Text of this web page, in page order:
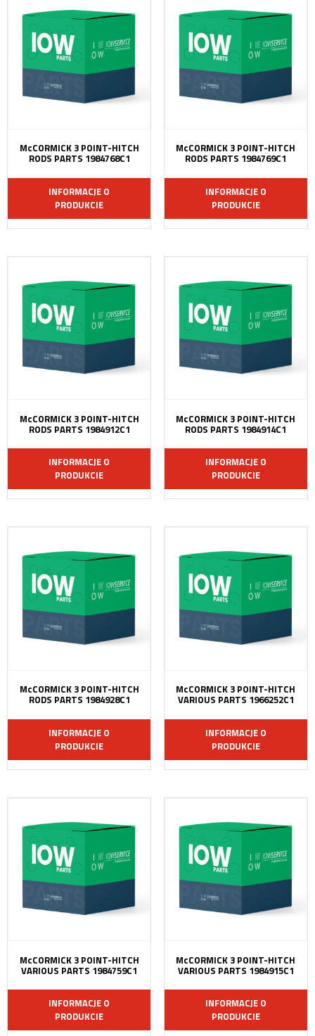
McCORMICK 3 POINT-HITCH
RODS PARTS 1984768C1
INFORMACJE O
PRODUKCIE
McCORMICK 3 POINT-HITCH
RODS PARTS 1984769C1
INFORMACJE O
PRODUKCIE
McCORMICK 3 POINT-HITCH
RODS PARTS 1984912C1
INFORMACJE O
PRODUKCIE
McCORMICK 3 POINT-HITCH
RODS PARTS 1984914C1
INFORMACJE O
PRODUKCIE
McCORMICK 3 POINT-HITCH
RODS PARTS 1984928C1
INFORMACJE O
PRODUKCIE
McCORMICK 3 POINT-HITCH
VARIOUS PARTS 1966252C1
INFORMACJE O
PRODUKCIE
McCORMICK 3 POINT-HITCH
VARIOUS PARTS 1984759C1
INFORMACJE O
PRODUKCIE
McCORMICK 3 POINT-HITCH
VARIOUS PARTS 1984915C1
INFORMACJE O
PRODUKCIE